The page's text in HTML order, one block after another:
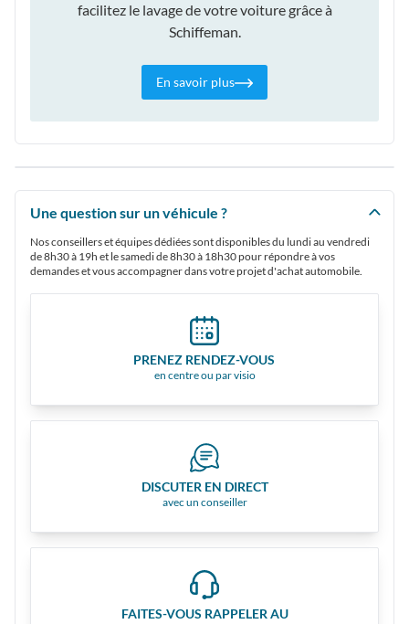
facilitez le lavage de votre voiture grâce à
Schiffeman.
En savoir plus
Une question sur un véhicule ?
Nos conseillers et équipes dédiées sont disponibles du lundi au vendredi
de 8h30 à 19h et le samedi de 8h30 à 18h30 pour répondre à vos
demandes et vous accompagner dans votre projet d'achat automobile.
PRENEZ RENDEZ-VOUS
en centre ou par visio
DISCUTER EN DIRECT
avec un conseiller
FAITES-VOUS RAPPELER AU